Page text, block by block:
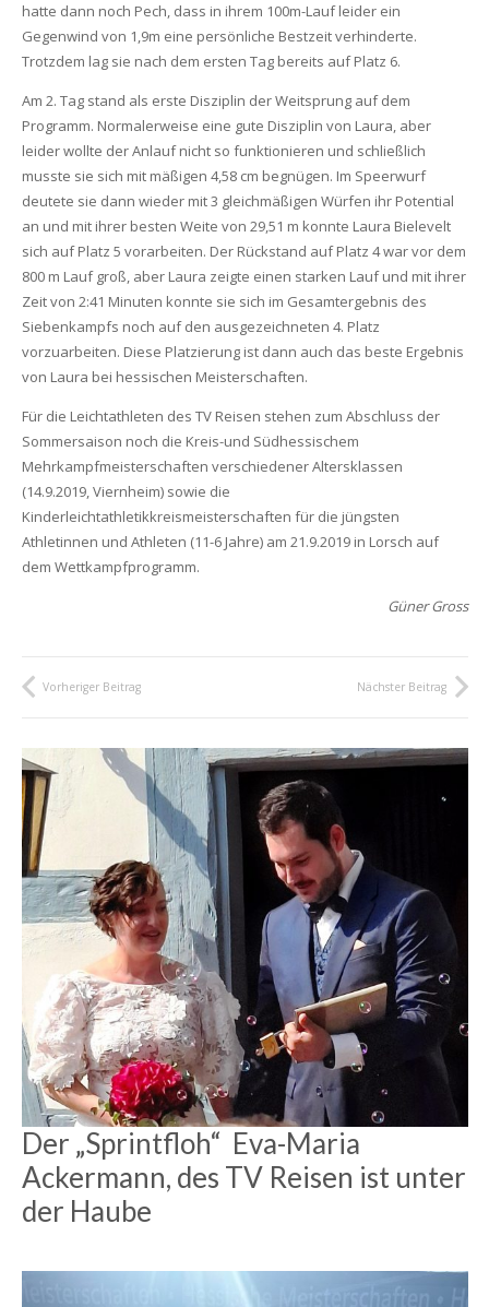
hatte dann noch Pech, dass in ihrem 100m-Lauf leider ein
Gegenwind von 1,9m eine persönliche Bestzeit verhinderte.
Trotzdem lag sie nach dem ersten Tag bereits auf Platz 6.
Am 2. Tag stand als erste Disziplin der Weitsprung auf dem
Programm. Normalerweise eine gute Disziplin von Laura, aber
leider wollte der Anlauf nicht so funktionieren und schließlich
musste sie sich mit mäßigen 4,58 cm begnügen. Im Speerwurf
deutete sie dann wieder mit 3 gleichmäßigen Würfen ihr Potential
an und mit ihrer besten Weite von 29,51 m konnte Laura Bielevelt
sich auf Platz 5 vorarbeiten. Der Rückstand auf Platz 4 war vor dem
800 m Lauf groß, aber Laura zeigte einen starken Lauf und mit ihrer
Zeit von 2:41 Minuten konnte sie sich im Gesamtergebnis des
Siebenkampfs noch auf den ausgezeichneten 4. Platz
vorzuarbeiten. Diese Platzierung ist dann auch das beste Ergebnis
von Laura bei hessischen Meisterschaften.
Für die Leichtathleten des TV Reisen stehen zum Abschluss der
Sommersaison noch die Kreis-und Südhessischem
Mehrkampfmeisterschaften verschiedener Altersklassen
(14.9.2019, Viernheim) sowie die
Kinderleichtathletikkreismeisterschaften für die jüngsten
Athletinnen und Athleten (11-6 Jahre) am 21.9.2019 in Lorsch auf
dem Wettkampfprogramm.
Güner Gross
Vorheriger Beitrag Nächster Beitrag
Der „Sprintfloh“ Eva-Maria
Ackermann, des TV Reisen ist unter
der Haube